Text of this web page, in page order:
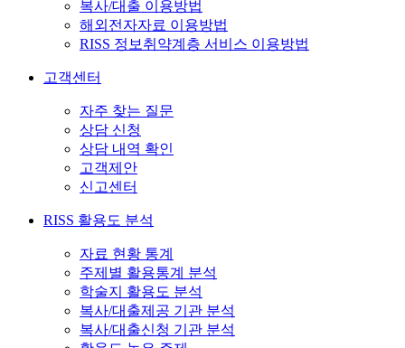
복사/대출 이용방법
해외전자자료 이용방법
RISS 정보취약계층 서비스 이용방법
고객센터
자주 찾는 질문
상담 신청
상담 내역 확인
고객제안
신고센터
RISS 활용도 분석
자료 현황 통계
주제별 활용통계 분석
학술지 활용도 분석
복사/대출제공 기관 분석
복사/대출신청 기관 분석